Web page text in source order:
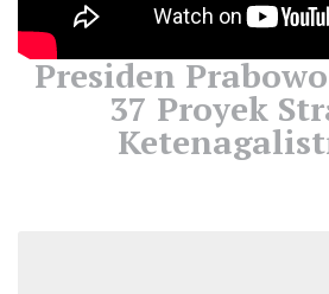
Presiden
37 Proyek